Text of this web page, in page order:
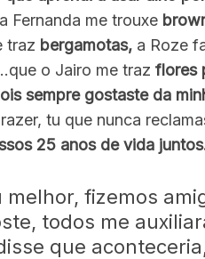
Fernanda me trouxe
traz bergamotas,a Roze
o Jairo me traz flores
sempre gostaste da
tu que nunca
25 anos de vida
fizemos
todos me
que